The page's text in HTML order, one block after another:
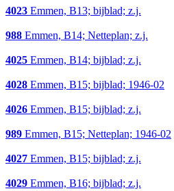
4023 Emmen, B13; bijblad; z.j.
988 Emmen, B14; Netteplan; z.j.
4025 Emmen, B14; bijblad; z.j.
4028 Emmen, B15; bijblad; 1946-02
4026 Emmen, B15; bijblad; z.j.
989 Emmen, B15; Netteplan; 1946-02
4027 Emmen, B15; bijblad; z.j.
4029 Emmen, B16; bijblad; z.j.